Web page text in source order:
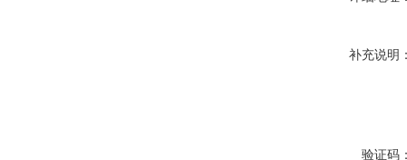
补充说明
验证码